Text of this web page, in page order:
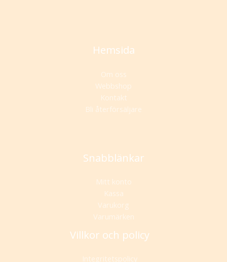
Hemsida
Om oss
Webbshop
Kontakt
Bli återförsäljare
Snabblänkar
Mitt konto
Kassa
Varukorg
Varumärken
Villkor och policy
Integritetspolicy